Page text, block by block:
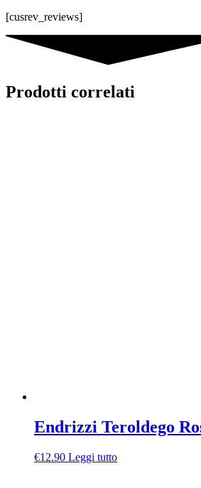
[cusrev_reviews]
Prodotti correlati
Endrizzi Teroldego
€12.90 Leggi tutto